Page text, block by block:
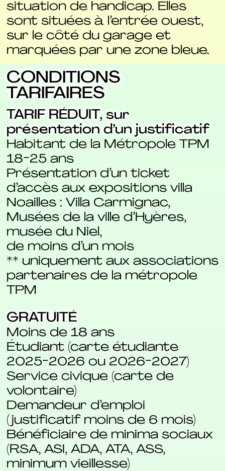
situation de handicap. Elles
sont situées à l’entrée ouest,
sur le côté du garage et
marquées par une zone bleue.
CONDITIONS
TARIFAIRES
TARIF RÉDUIT, sur
présentation d’un justificatif
Habitant de la Métropole TPM
18-25 ans
Présentation d’un ticket
d’accès aux expositions villa
Noailles : Villa Carmignac,
Musées de la ville d’Hyères,
musée du Niel,
de moins d’un mois
** uniquement aux associations
partenaires de la métropole
TPM
GRATUITÉ
Moins de 18 ans
Étudiant (carte étudiante
2025-2026 ou 2026-2027)
Service civique (carte de
volontaire)
Demandeur d’emploi
(justificatif moins de 6 mois)
Bénéficiaire de minima sociaux
(RSA, ASI, ADA, ATA, ASS,
minimum vieillesse)